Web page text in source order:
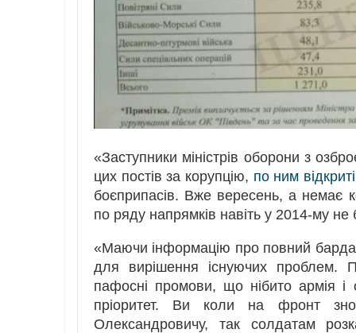
«Заступники міністрів оборони з
цих постів за корупцію, по ним
боєприпасів. Вже вересень, а немає
по ряду напрямків навіть у 2014-му
«Маючи інформацію про повний
для вирішення існуючих проблем.
пафосні промови, що нібито армія і
пріоритет. Ви коли на фронт
Олександровичу, так солдатам